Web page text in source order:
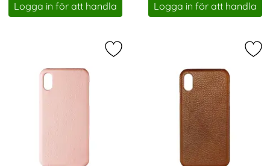
Logga in för att handla
Logga in för att handla
Markera oNSALA iPhone X/Xs